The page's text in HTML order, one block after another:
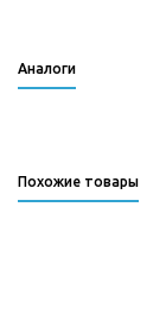
Аналоги
Похожие товары